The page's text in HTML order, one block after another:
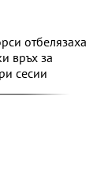
отбелязаха
връх за
сесии